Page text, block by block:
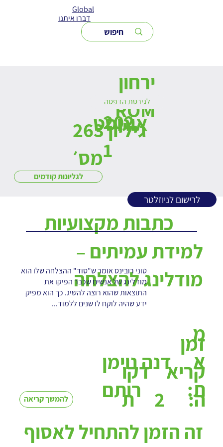
Global
דברו איתנו
ירחון
ROM
263 גיליון
מס׳
לגליונות קודמים
אוגוסט
202
1
לגירסת הדפסה
לרישום לניוזלטר
למידת עמיתים –
מודלינג להצלחה
טוני רובינס אומר ש"סוד" ההצלחה שלו הוא
מודלינג של אנשים שכבר הפיקו את
התוצאות שהוא רוצה להשיג. כך הוא מפיק
ידע שהיה לוקח לו שנים ללמוד...
דנה נוימן
רותם
מ
א
ת:
להמשך קריאה
דקו
ת
זמן
קריא
ה:
2
זה הזמן להתחיל לאסוף
כתבות מקצועיות